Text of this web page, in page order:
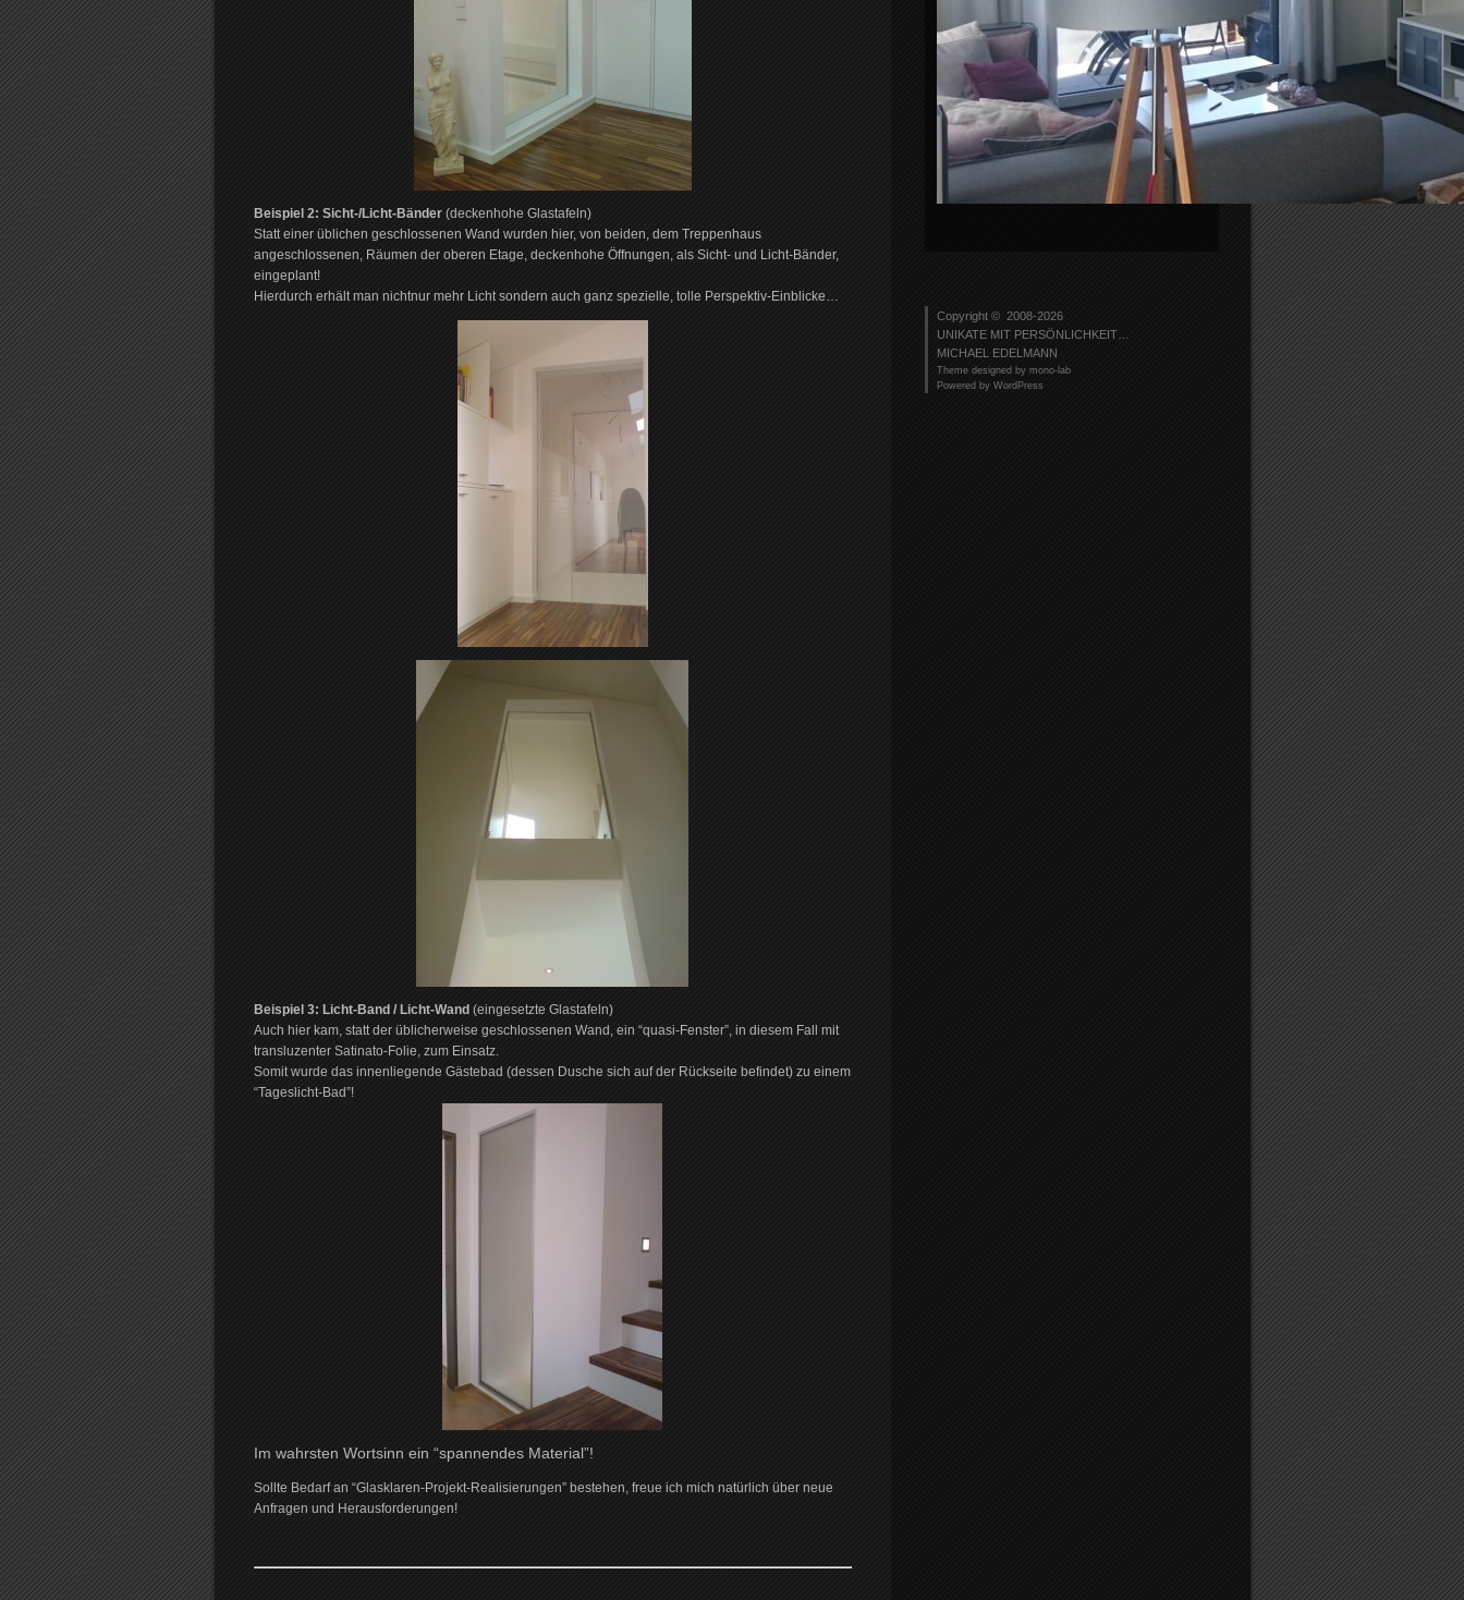
Beispiel 2: Sicht-/Licht-Bänder(deckenhohe Glastafeln)
Statt einer üblichen geschlossenen Wand wurden hier, von beiden, dem Treppenhaus
angeschlossenen, Räumen der oberen Etage, deckenhohe Öffnungen, als Sicht- und Licht-Bänder,
eingeplant!
Hierdurch erhält man nichtnur mehr Licht sondern auch ganz spezielle, tolle Perspektiv-Einblicke…
Beispiel 3: Licht-Band / Licht-Wand (eingesetzte Glastafeln)
Auch hier kam, statt der üblicherweise geschlossenen Wand, ein “quasi-Fenster”, in diesem Fall mit
transluzenter Satinato-Folie, zum Einsatz.
Somit wurde das innenliegende Gästebad (dessen Dusche sich auf der Rückseite befindet) zu einem
“Tageslicht-Bad”!
Im wahrsten Wortsinn ein “spannendes Material”!
Sollte Bedarf an “Glasklaren-Projekt-Realisierungen” bestehen, freue ich mich natürlich über neue
Anfragen und Herausforderungen!
Copyright © 2008-2026
UNIKATE MIT PERSÖNLICHKEIT…
MICHAEL EDELMANN
Theme designed by mono-lab
Powered by WordPress